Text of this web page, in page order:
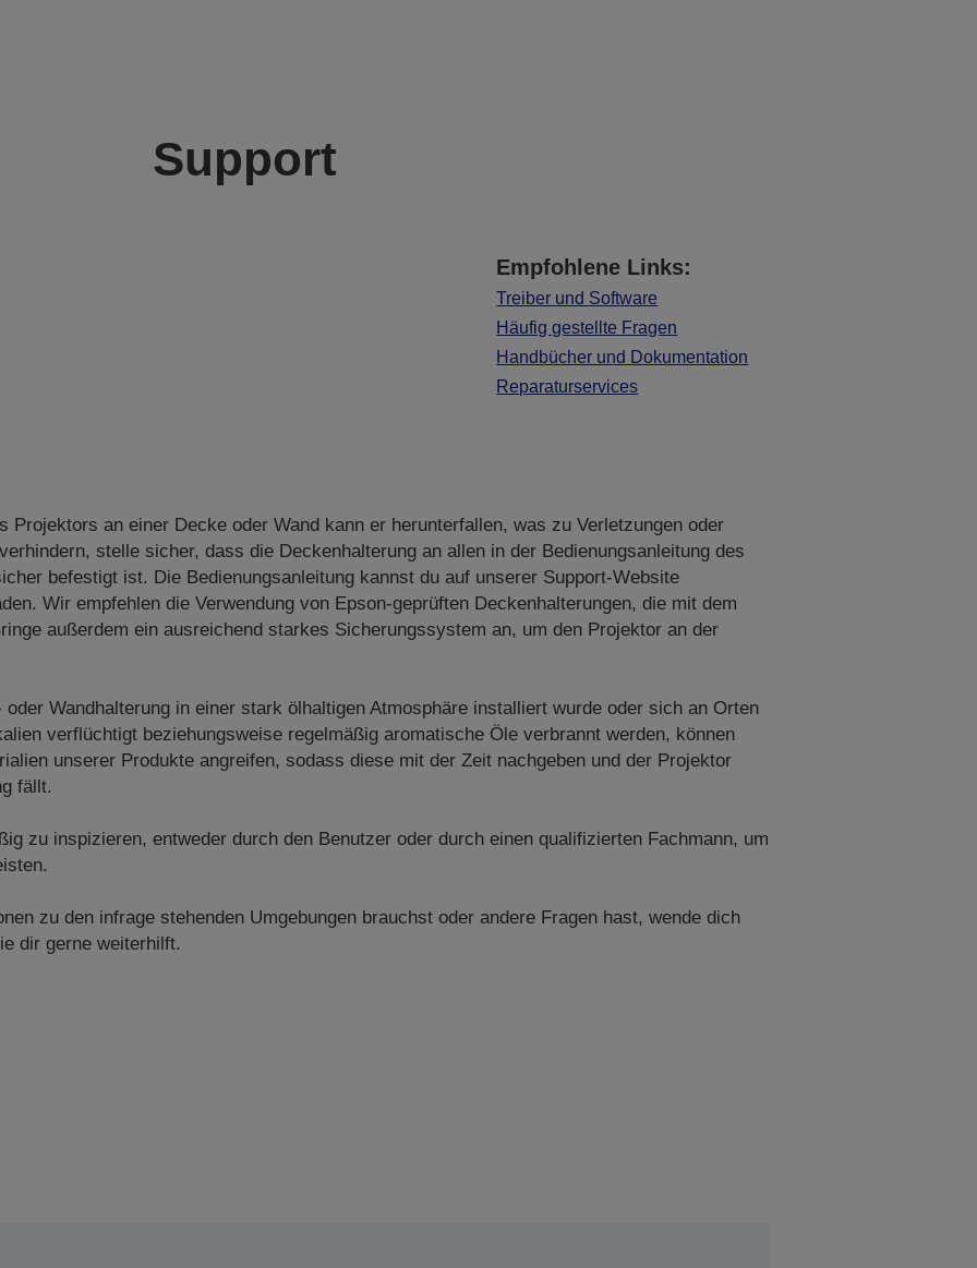
Support
Empfohlene Links:
Treiber und Software
Häufig gestellte Fragen
Handbücher und Dokumentation
Reparaturservices
Projektors an einer Decke oder Wand kann er herunterfallen, was zu Verletzungen oder
stelle sicher, dass die Deckenhalterung an allen in der Bedienungsanleitung des
befestigt ist. Die Bedienungsanleitung kannst du auf unserer Support-Website
Wir empfehlen die Verwendung von Epson-geprüften Deckenhalterungen, die mit dem
außerdem ein ausreichend starkes Sicherungssystem an, um den Projektor an der
Wandhalterung in einer stark ölhaltigen Atmosphäre installiert wurde oder sich an Orten
verflüchtigt beziehungsweise regelmäßig aromatische Öle verbrannt werden, können
unserer Produkte angreifen, sodass diese mit der Zeit nachgeben und der Projektor
fällt.
zu inspizieren, entweder durch den Benutzer oder durch einen qualifizierten Fachmann, um
zu den infrage stehenden Umgebungen brauchst oder andere Fragen hast, wende dich
dir gerne weiterhilft.